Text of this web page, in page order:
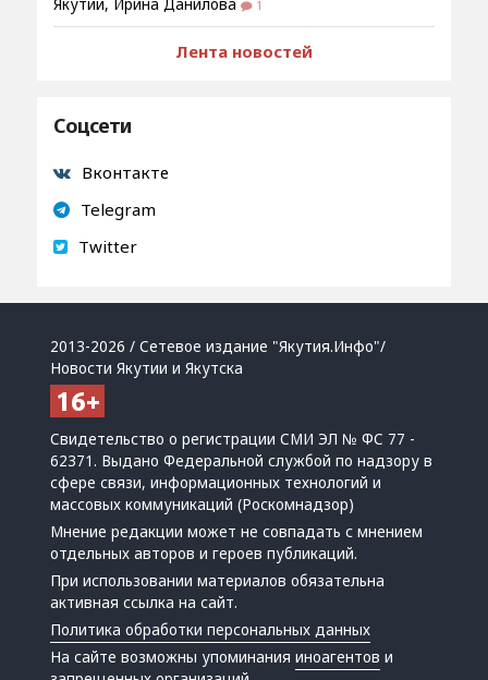
Якутии, Ирина Данилова
1
Лента новостей
Соцсети
Вконтакте
Telegram
Twitter
2013-2026 / Сетевое издание "Якутия.Инфо"/
Новости Якутии и Якутска
Свидетельство о регистрации СМИ ЭЛ № ФС 77 -
62371. Выдано Федеральной службой по надзору в
сфере связи, информационных технологий и
массовых коммуникаций (Роскомнадзор)
Мнение редакции может не совпадать с мнением
отдельных авторов и героев публикаций.
При использовании материалов обязательна
активная ссылка на сайт.
Политика обработки персональных данных
На сайте возможны упоминанияиноагентов и